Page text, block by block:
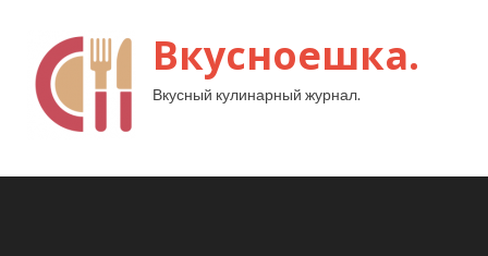
Вкусноешка.
Вкусный кулинарный журнал.